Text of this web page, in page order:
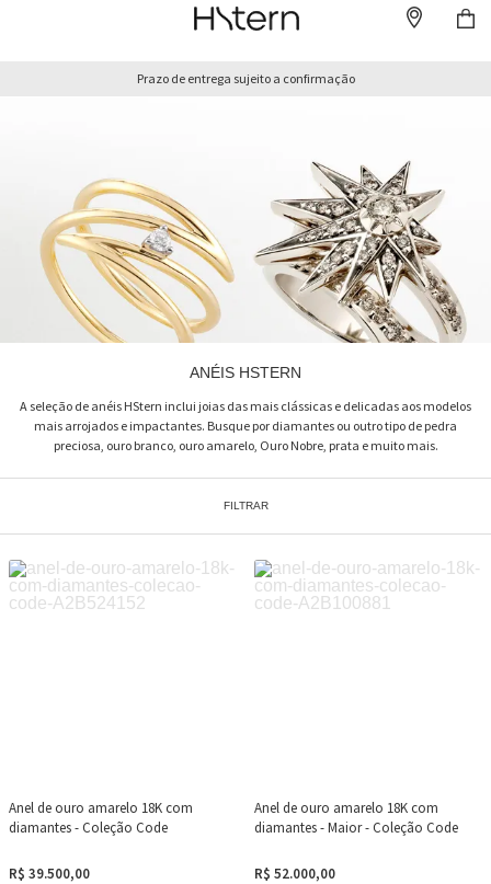
Prazo de entrega sujeito a confirmação
ANÉIS HSTERN
A seleção de anéis HStern inclui joias das mais clássicas e delicadas aos modelos
mais arrojados e impactantes. Busque por diamantes ou outro tipo de pedra
preciosa, ouro branco, ouro amarelo, Ouro Nobre, prata e muito mais.
FILTRAR
Anel de ouro amarelo 18K com
diamantes - Coleção Code
R$ 39.500,00
Anel de ouro amarelo 18K com
diamantes - Maior - Coleção Code
R$ 52.000,00